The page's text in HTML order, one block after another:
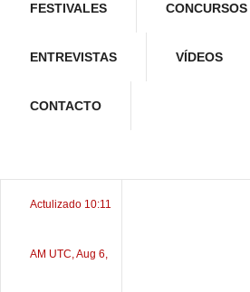
FESTIVALES CONCURSOS
ENTREVISTAS VÍDEOS
CONTACTO
Actulizado 10:11
AM UTC, Aug 6,